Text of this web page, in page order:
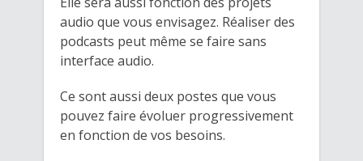
audio que vous envisagez. Réaliser des
podcasts peut même se faire sans
interface audio.
Ce sont aussi deux postes que vous
pouvez faire évoluer progressivement
en fonction de vos besoins.